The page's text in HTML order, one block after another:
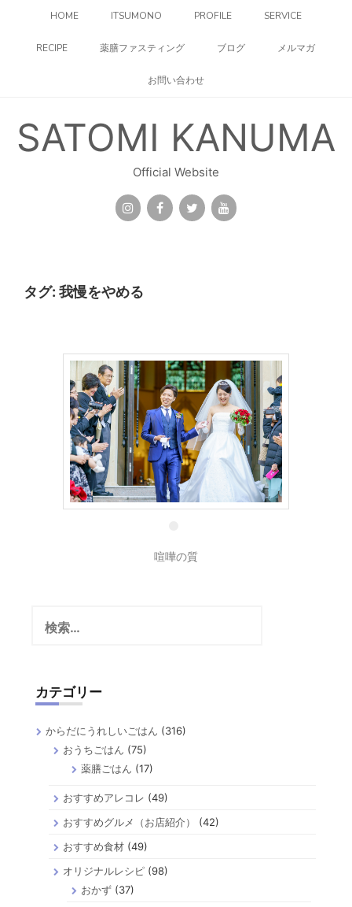
HOME ITSUMONO PROFILE SERVICE
RECIPE 薬膳ファスティング ブログ メルマガ
お問い合わせ
SATOMI KANUMA
Official Website
タグ: 我慢をやめる
2 9月
喧嘩の質
カテゴリー
からだにうれしいごはん (316)
おうちごはん (75)
薬膳ごはん (17)
おすすめアレコレ (49)
おすすめグルメ（お店紹介）
(42)
おすすめ食材 (49)
オリジナルレシピ (98)
おかず(37)